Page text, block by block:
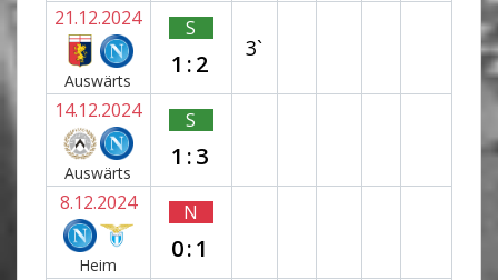
21.12.2024
Auswärts
S
1:2
3`
14.12.2024
Auswärts
S
1:3
8.12.2024
Heim
N
0:1